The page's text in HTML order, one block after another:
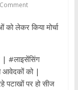
लेकर किया मोर्चा
| #लाइसेंसिंग
आवेदकों को |
पटाखों पर हो सीज